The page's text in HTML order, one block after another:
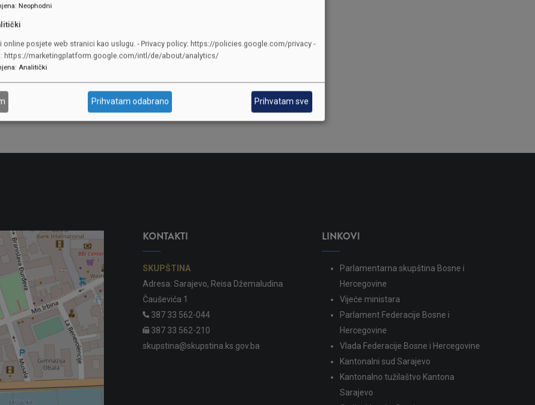
zahtjev, mogu prisustvovati poslanici/zastupnici u Skupštini bez prava
Skupštini Kantona Sarajevo.
Član 19.
klubovima poslanika/zastupnika i neovisnim poslanicima radi informisanja.
Kolegija.
KONTAKTI
SKUPŠTINA
Adresa: Sarajevo, Reisa Džemaludina
Čauševića 1
387 33 562-044
387 33 562-210
skupstina@skupstina.ks.gov.ba
LINKOVI
Parlamentarna skupština Bosne i
Hercegovine
Vijeće ministara
Parlament Federacije Bosne i
Hercegovine
Vlada Federacije Bosne i Hercegovine
Kantonalni sud Sarajevo
Kantonalno tužilaštvo Kantona
Sarajevo
: Neophodni
online posjete web stranici kao uslugu. - Privacy policy: https://policies.google.com/privacy -
https://marketingplatform.google.com/intl/de/about/analytics/
: Analitički
Prihvatam odabrano Prihvatam sve